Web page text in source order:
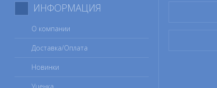
ИНФОРМАЦИЯ
О компании
Доставка/Оплата
Новинки